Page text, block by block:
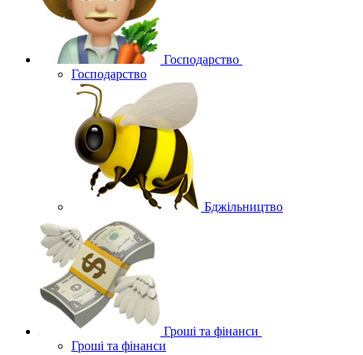
Господарство
Господарство
Бджільництво
Гроші та фінанси
Гроші та фінанси